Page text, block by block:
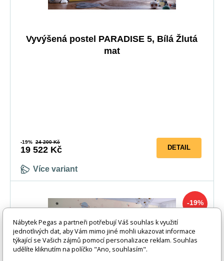
Vyvýšená postel PARADISE 5, Bílá Žlutá
mat
-19% 24 200 Kč
19 522 Kč
Více variant
DETAIL
-19%
Nábytek Pegas a partneři potřebují Váš souhlas k využití
jednotlivých dat, aby Vám mimo jiné mohli ukazovat informace
týkající se Vašich zájmů pomocí personalizace reklam. Souhlas
udělíte kliknutím na políčko "Ano, souhlasím".